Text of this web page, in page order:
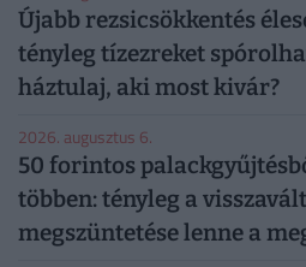
Újabb rezsicsökkentés
tényleg tízezreket
háztulaj, aki most kivár?
2026. augusztus 6.
50 forintos
többen: tényleg a
megszüntetése lenne a